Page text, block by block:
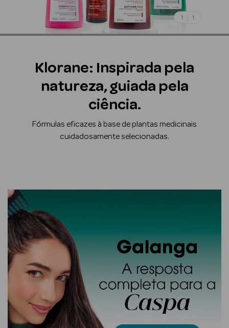
Beauty Season
Cuidados de
Beauty Season
Luxo
Perfumes
Beauty Season
Solares
1 1
Klorane: Inspirada pela
natureza, guiada pela
ciência.
Fórmulas eficazes à base de plantas medicinais
cuidadosamente selecionadas.